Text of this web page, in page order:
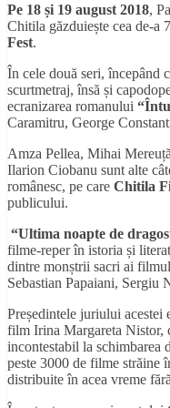
Pe 18 și 19 august 2018,
Chitila găzduiește cea de-a
Fest.
În cele două seri, începând
scurtmetraj, însă și
ecranizarea romanului
Caramitru, George
Amza Pellea, Mihai
Ilarion Ciobanu sunt alte
românesc, pe care Chitila
publicului.
“Ultima noapte de
filme-reper în istoria și
dintre monștrii sacri ai
Sebastian Papaiani, Sergiu
Președintele juriului
film Irina Margareta Nistor,
incontestabil la schimbarea
peste 3000 de filme străine
distribuite în acea vreme